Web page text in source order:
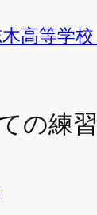
高等学
の練